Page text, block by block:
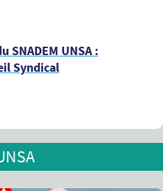
SNADEM UNSA :
Syndical